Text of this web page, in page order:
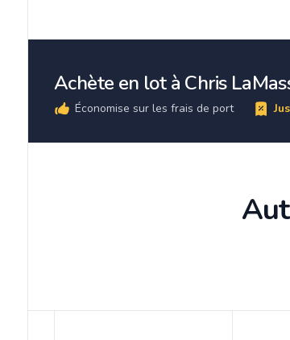
Achète en lot à Chris
Économise sur les frais de port